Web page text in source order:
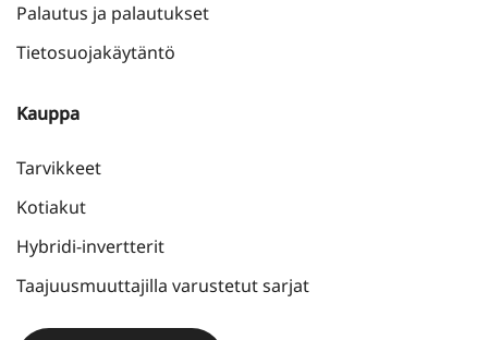
Palautus ja palautukset
Tietosuojakäytäntö
Kauppa
Tarvikkeet
Kotiakut
Hybridi-invertterit
Taajuusmuuttajilla varustetut sarjat